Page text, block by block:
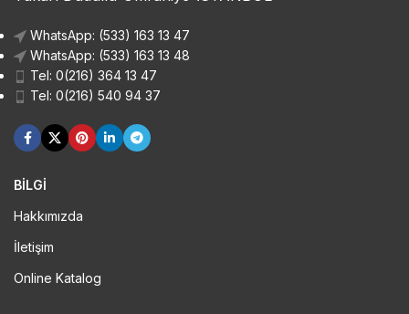
WhatsApp: (533) 163 13 47
WhatsApp: (533) 163 13 48
Tel: 0(216) 364 13 47
Tel: 0(216) 540 94 37
BİLGİ
Hakkımızda
İletişim
Online Katalog